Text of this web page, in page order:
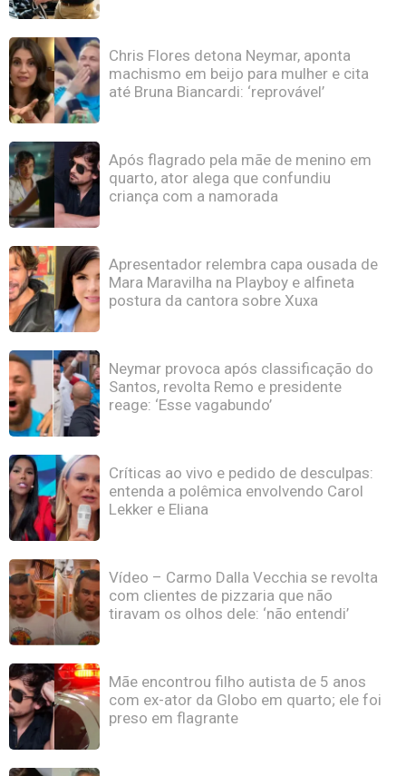
Chris Flores detona Neymar, aponta
machismo em beijo para mulher e cita
até Bruna Biancardi: ‘reprovável’
Após flagrado pela mãe de menino em
quarto, ator alega que confundiu
criança com a namorada
Apresentador relembra capa ousada de
Mara Maravilha na Playboy e alfineta
postura da cantora sobre Xuxa
Neymar provoca após classificação do
Santos, revolta Remo e presidente
reage: ‘Esse vagabundo’
Críticas ao vivo e pedido de desculpas:
entenda a polêmica envolvendo Carol
Lekker e Eliana
Vídeo – Carmo Dalla Vecchia se revolta
com clientes de pizzaria que não
tiravam os olhos dele: ‘não entendi’
Mãe encontrou filho autista de 5 anos
com ex-ator da Globo em quarto; ele foi
preso em flagrante